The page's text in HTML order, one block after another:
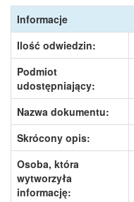
Informacje
Ilość odwiedzin:
Podmiot
udostępniający:
Nazwa dokumentu:
Skrócony opis:
Osoba, która
wytworzyła
informację: